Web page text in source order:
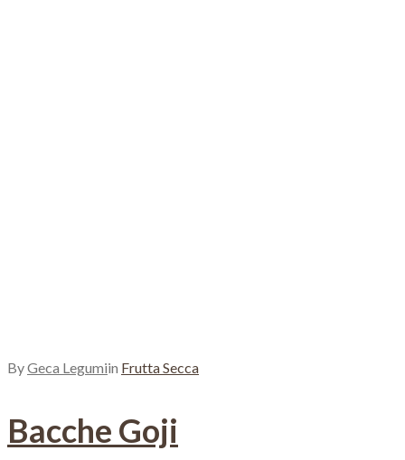
ByGeca Legumiin Frutta Secca
Bacche Goji